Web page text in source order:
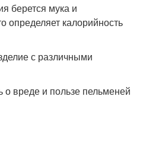
берется мука и
определяет калорийность
с различными
о вреде и пользе пельменей